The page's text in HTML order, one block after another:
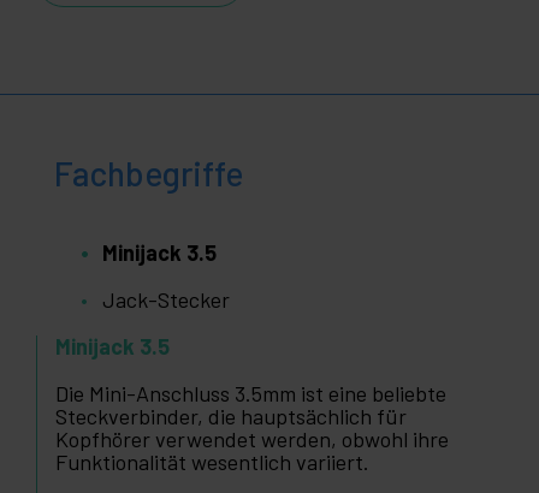
Fachbegriffe
Minijack 3.5
Jack-Stecker
Minijack 3.5
Die Mini-Anschluss 3.5mm ist eine beliebte
Steckverbinder, die hauptsächlich für
Kopfhörer verwendet werden, obwohl ihre
Funktionalität wesentlich variiert.